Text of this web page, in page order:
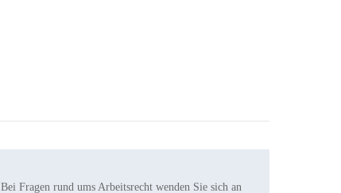
Bei Fragen rund ums Arbeitsrecht wenden Sie sich an